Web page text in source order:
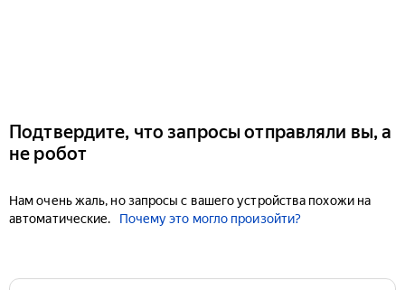
Подтвердите, что запросы отправляли вы, а
не робот
Нам очень жаль, но запросы с вашего устройства похожи на
автоматические.
Почему это могло произойти?